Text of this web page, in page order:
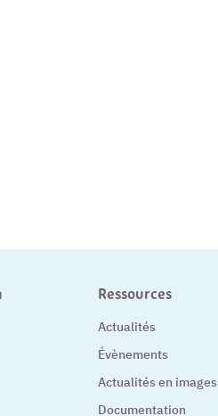
Ressources
Actualités
Évènements
Actualités en images
Documentation